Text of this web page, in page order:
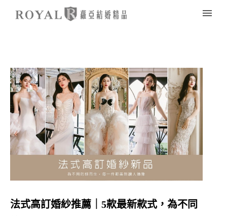
法式高訂婚紗推薦｜5款最新款式，為不同